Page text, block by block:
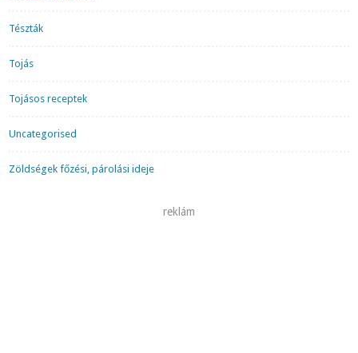
Tészták
Tojás
Tojásos receptek
Uncategorised
Zöldségek főzési, párolási ideje
reklám